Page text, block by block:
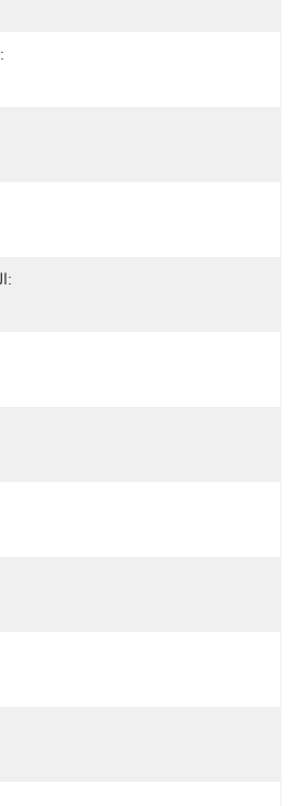
سياسات الزراعة السريعة:
الجزء العلوي لعلبة التروس: